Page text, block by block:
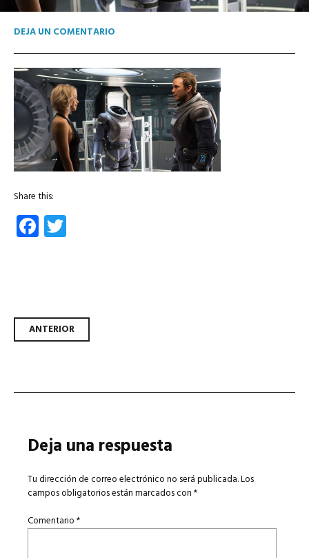
DEJA UN COMENTARIO
Share this:
Facebook
Navegador de artículos
ANTERIOR
Deja una respuesta
Tu dirección de correo electrónico no será publicada.Los
campos obligatorios están marcados con*
Comentario*